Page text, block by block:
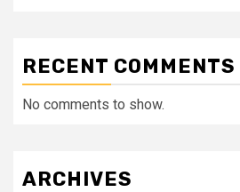
RECENT COMMENTS
No comments to show.
ARCHIVES